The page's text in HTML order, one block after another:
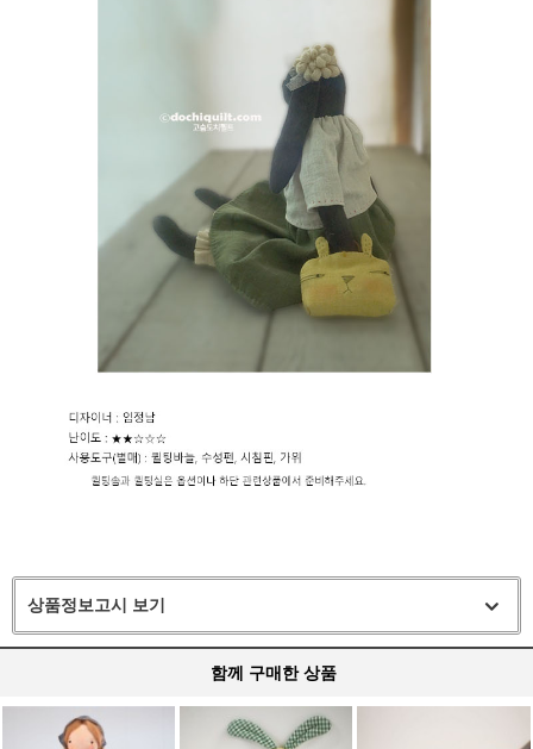
상품정보고시 보기
함께 구매한 상품